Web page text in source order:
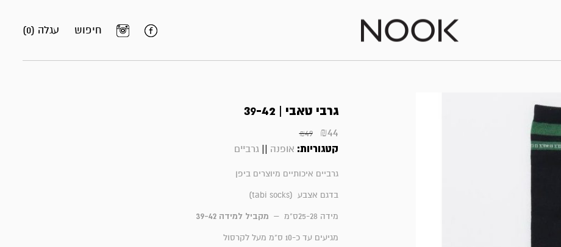
עגלה (0) חיפוש
גרבי טאבי | 39-42
₪49 ₪44
קטגוריות: אופנה ||גרביים
גרביים איכותיים מיוצרים ביפן
בדגם אצבע (tabi socks)
מידה 25-28ס"מ – מקביל למידה 39-42
מגיעים עד כ-10 ס"מ מעל לקרסול